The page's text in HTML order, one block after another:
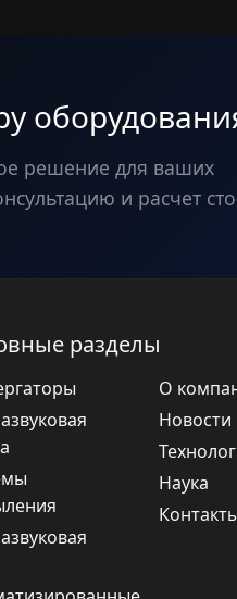
решение для ваших
и расчет
разделы
О
Новости
Наука